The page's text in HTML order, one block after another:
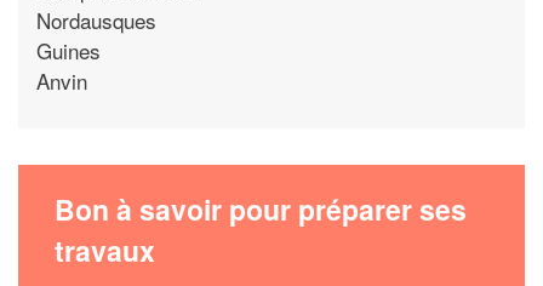
Nordausques
Guines
Anvin
Bon à savoir pour préparer ses
travaux